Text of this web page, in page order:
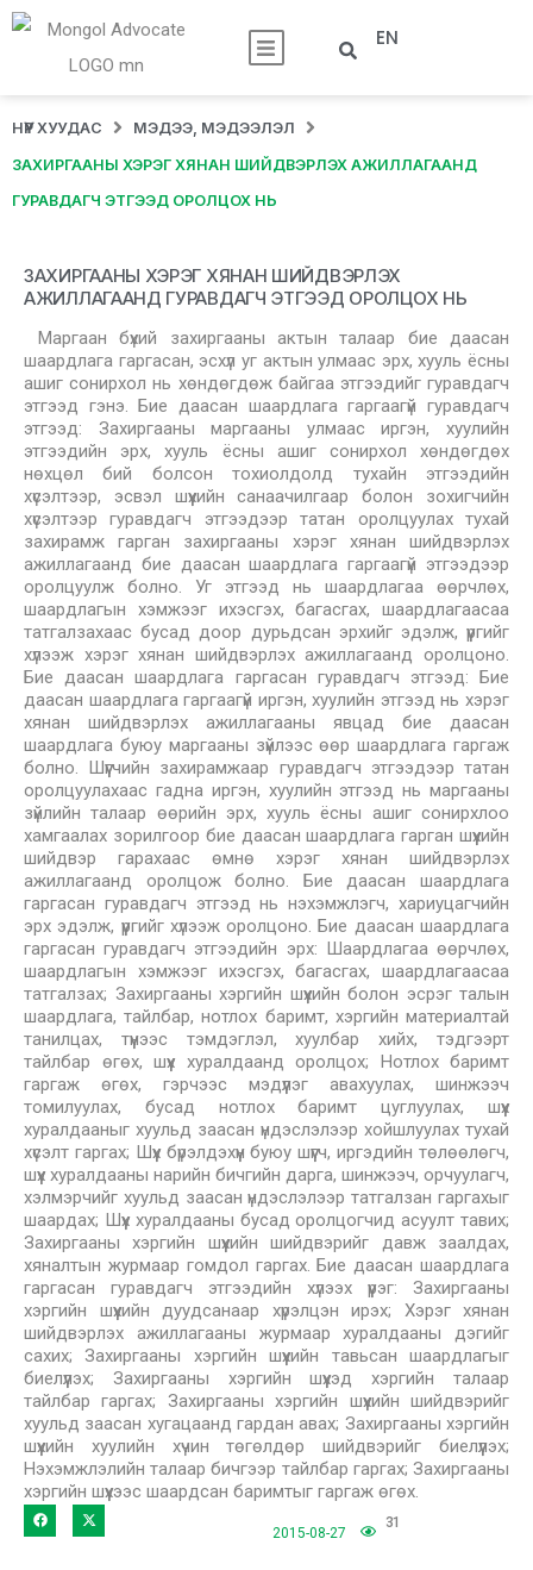
EN
НҮҮР ХУУДАС МЭДЭЭ, МЭДЭЭЛЭЛ
ЗАХИРГААНЫ ХЭРЭГ ХЯНАН ШИЙДВЭРЛЭХ АЖИЛЛАГААНД
ГУРАВДАГЧ ЭТГЭЭД ОРОЛЦОХ НЬ
ЗАХИРГААНЫ ХЭРЭГ ХЯНАН ШИЙДВЭРЛЭХ
АЖИЛЛАГААНД ГУРАВДАГЧ ЭТГЭЭД ОРОЛЦОХ НЬ
Маргаан бүхий захиргааны актын талаар бие даасан
шаардлага гаргасан, эсхүл уг актын улмаас эрх, хууль ёсны
ашиг сонирхол нь хөндөгдөж байгаа этгээдийг гуравдагч
этгээд гэнэ. Бие даасан шаардлага гаргаагүй гуравдагч
этгээд: Захиргааны маргааны улмаас иргэн, хуулийн
этгээдийн эрх, хууль ёсны ашиг сонирхол хөндөгдөх
нөхцөл бий болсон тохиолдолд тухайн этгээдийн
хүсэлтээр, эсвэл шүүхийн санаачилгаар болон зохигчийн
хүсэлтээр гуравдагч этгээдээр татан оролцуулах тухай
захирамж гарган захиргааны хэрэг хянан шийдвэрлэх
ажиллагаанд бие даасан шаардлага гаргаагүй этгээдээр
оролцуулж болно. Уг этгээд нь шаардлагаа өөрчлөх,
шаардлагын хэмжээг ихэсгэх, багасгах, шаардлагаасаа
татгалзахаас бусад доор дурьдсан эрхийг эдэлж, үүргийг
хүлээж хэрэг хянан шийдвэрлэх ажиллагаанд оролцоно.
Бие даасан шаардлага гаргасан гуравдагч этгээд: Бие
даасан шаардлага гаргаагүй иргэн, хуулийн этгээд нь хэрэг
хянан шийдвэрлэх ажиллагааны явцад бие даасан
шаардлага буюу маргааны зүйлээс өөр шаардлага гаргаж
болно. Шүүгчийн захирамжаар гуравдагч этгээдээр татан
оролцуулахаас гадна иргэн, хуулийн этгээд нь маргааны
зүйлийн талаар өөрийн эрх, хууль ёсны ашиг сонирхлоо
хамгаалах зорилгоор бие даасан шаардлага гарган шүүхийн
шийдвэр гарахаас өмнө хэрэг хянан шийдвэрлэх
ажиллагаанд оролцож болно. Бие даасан шаардлага
гаргасан гуравдагч этгээд нь нэхэмжлэгч, хариуцагчийн
эрх эдэлж, үүргийг хүлээж оролцоно. Бие даасан шаардлага
гаргасан гуравдагч этгээдийн эрх: Шаардлагаа өөрчлөх,
шаардлагын хэмжээг ихэсгэх, багасгах, шаардлагаасаа
татгалзах; Захиргааны хэргийн шүүхийн болон эсрэг талын
шаардлага, тайлбар, нотлох баримт, хэргийн материалтай
танилцах, түүнээс тэмдэглэл, хуулбар хийх, тэдгээрт
тайлбар өгөх, шүүх хуралдаанд оролцох; Нотлох баримт
гаргаж өгөх, гэрчээс мэдүүлэг авахуулах, шинжээч
томилуулах, бусад нотлох баримт цуглуулах, шүүх
хуралдааныг хуульд заасан үндэслэлээр хойшлуулах тухай
хүсэлт гаргах; Шүүх бүрэлдэхүүн буюу шүүгч, иргэдийн төлөөлөгч,
шүүх хуралдааны нарийн бичгийн дарга, шинжээч, орчуулагч,
хэлмэрчийг хуульд заасан үндэслэлээр татгалзан гаргахыг
шаардах; Шүүх хуралдааны бусад оролцогчид асуулт тавих;
Захиргааны хэргийн шүүхийн шийдвэрийг давж заалдах,
хяналтын журмаар гомдол гаргах. Бие даасан шаардлага
гаргасан гуравдагч этгээдийн хүлээх үүрэг: Захиргааны
хэргийн шүүхийн дуудсанаар хүрэлцэн ирэх; Хэрэг хянан
шийдвэрлэх ажиллагааны журмаар хуралдааны дэгийг
сахих; Захиргааны хэргийн шүүхийн тавьсан шаардлагыг
биелүүлэх; Захиргааны хэргийн шүүхэд хэргийн талаар
тайлбар гаргах; Захиргааны хэргийн шүүхийн шийдвэрийг
хуульд заасан хугацаанд гардан авах; Захиргааны хэргийн
шүүхийн хуулийн хүчин төгөлдөр шийдвэрийг биелүүлэх;
Нэхэмжлэлийн талаар бичгээр тайлбар гаргах; Захиргааны
хэргийн шүүхээс шаардсан баримтыг гаргаж өгөх.
2015-08-27
31